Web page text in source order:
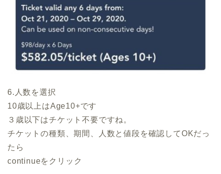
6.人数を選択
10歳以上はAge10+です
３歳以下はチケット不要ですね。
チケットの種類、期間、人数と値段を確認してOKだっ
たら
continueをクリック